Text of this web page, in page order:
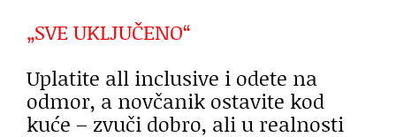
„SVE UKLJUČENO“
Uplatite all inclusive i odete na
odmor, a novčanik ostavite kod
kuće – zvuči dobro, ali u realnosti